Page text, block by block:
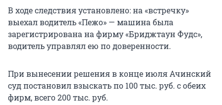
В ходе следствия установлено: на «встречку»
выехал водитель «Пежо» — машина была
зарегистрирована на фирму «Бриджтаун Фудс»,
водитель управлял ею по доверенности.
При вынесении решения в конце июля Ачинский
суд постановил взыскать по 100 тыс. руб. с обеих
фирм, всего 200 тыс. руб.